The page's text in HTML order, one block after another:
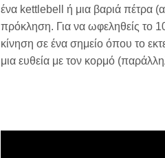
ένα kettlebell ή μια βαριά πέτρα
πρόκληση. Για να ωφεληθείς το
κίνηση σε ένα σημείο όπου το
μια ευθεία με τον κορμό